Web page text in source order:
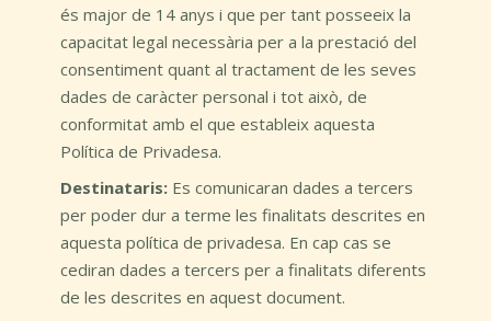
és major de 14 anys i que per tant posseeix la
capacitat legal necessària per a la prestació del
consentiment quant al tractament de les seves
dades de caràcter personal i tot això, de
conformitat amb el que estableix aquesta
Política de Privadesa.
Destinataris:Es comunicaran dades a tercers
per poder dur a terme les finalitats descrites en
aquesta política de privadesa. En cap cas se
cediran dades a tercers per a finalitats diferents
de les descrites en aquest document.